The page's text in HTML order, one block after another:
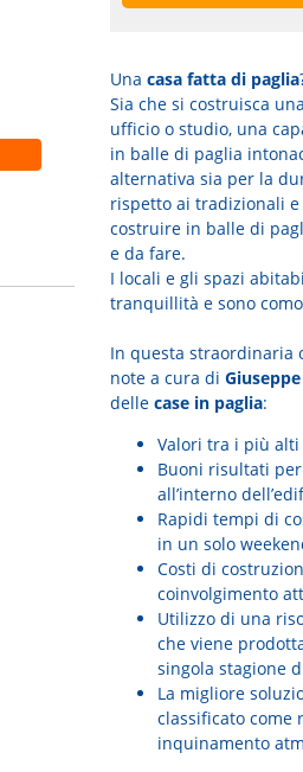
Una casa fatta di paglia
Sia che si costruisca
ufficio o studio, una
in balle di paglia
alternativa sia per la
rispetto ai tradizionali
costruire in balle di
e da fare.
I locali e gli spazi
tranquillità e sono
In questa straordinaria
note a cura di
delle case in paglia:
Valori tra i più alti
Buoni risultati
all’interno
Rapidi tempi di
in un solo
Costi di
coinvolgimento
Utilizzo di una
che viene
singola stagione
La migliore
classificato come
inquinamento